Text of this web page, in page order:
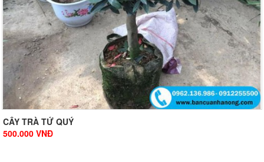
CÂY TRÀ TỨ QUÝ
500.000 VNĐ